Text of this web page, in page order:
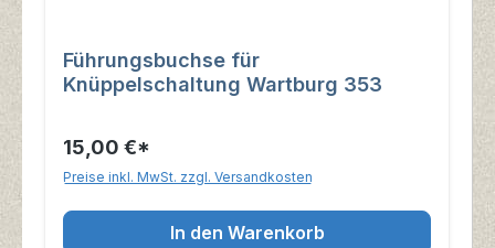
Führungsbuchse für
Knüppelschaltung Wartburg 353
15,00 €*
Preise inkl. MwSt. zzgl. Versandkosten
In den Warenkorb